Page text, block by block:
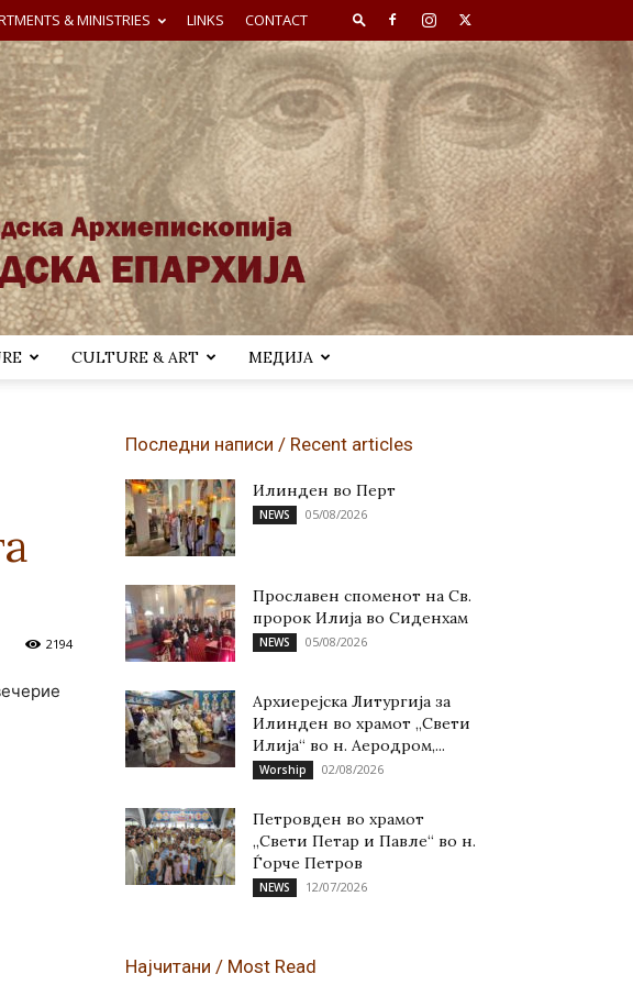
& MINISTRIES LINKS CONTACT
CULTURE & ART МЕДИЈА
2194
Последни написи / Recent articles
Илинден во Перт
NEWS 05/08/2026
Прославен споменот на Св.
пророк Илија во Сиденхам
NEWS 05/08/2026
Архиерејска Литургија за
Илинден во храмот „Свети
Илија“ во н. Аеродром,...
Worship 02/08/2026
Петровден во храмот
„Свети Петар и Павле“ во н.
Ѓорче Петров
NEWS 12/07/2026
Најчитани / Most Read